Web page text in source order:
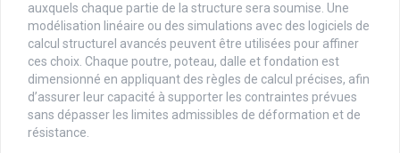
auxquels chaque partie de la structure sera soumise. Une
modélisation linéaire ou des simulations avec des logiciels de
calcul structurel avancés peuvent être utilisées pour affiner
ces choix. Chaque poutre, poteau, dalle et fondation est
dimensionné en appliquant des règles de calcul précises, afin
d’assurer leur capacité à supporter les contraintes prévues
sans dépasser les limites admissibles de déformation et de
résistance.